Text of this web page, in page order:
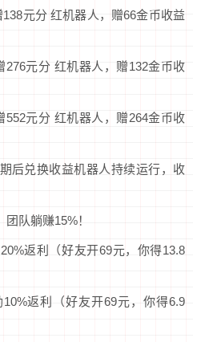
元分 红机器人，赠66金币收益
276元分 红机器人，赠132金币收
552元分 红机器人，赠264金币收
后兑换收益机器人持续运行，收
队躺赚15%！‌
返利（好友开69元，你得13.8
返利（好友开69元，你得6.9